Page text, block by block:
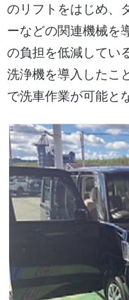
のリフトをはじめ、
ーなどの関連機械を
の負担を低減してい
洗浄機を導入したこ
で洗車作業が可能と